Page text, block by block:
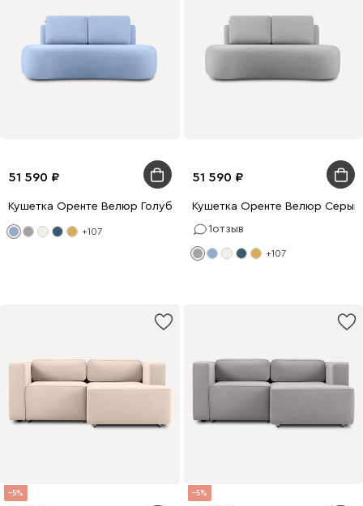
51 590
Кушетка Оренте Велюр Голубой
+107
51 590
Кушетка Оренте Велюр Серый
1отзыв
+107
5 5